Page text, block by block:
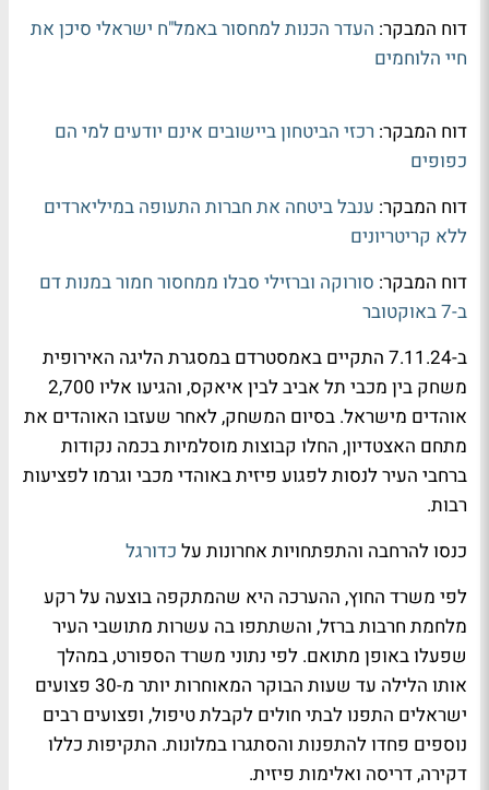
דוח המבקר: העדר הכנות למחסור באמל"ח ישראלי סיכן את
חיי הלוחמים
דוח המבקר: רכזי הביטחון ביישובים אינם יודעים למי הם
כפופים
דוח המבקר: ענבל ביטחה את חברות התעופה במיליארדים
ללא קריטריונים
דוח המבקר: סורוקה וברזילי סבלו ממחסור חמור במנות דם
ב-7 באוקטובר
ב-7.11.24 התקיים באמסטרדם במסגרת הליגה האירופית
משחק בין מכבי תל אביב לבין איאקס, והגיעו אליו 2,700
אוהדים מישראל. בסיום המשחק, לאחר שעזבו האוהדים את
מתחם האצטדיון, החלו קבוצות מוסלמיות בכמה נקודות
ברחבי העיר לנסות לפגוע פיזית באוהדי מכבי וגרמו לפציעות
רבות.
כנסו להרחבה והתפתחויות אחרונות על כדורגל
לפי משרד החוץ, ההערכה היא שהמתקפה בוצעה על רקע
מלחמת חרבות ברזל, והשתתפו בה עשרות מתושבי העיר
שפעלו באופן מתואם. לפי נתוני משרד הספורט, במהלך
אותו הלילה עד שעות הבוקר המאוחרות יותר מ-30 פצועים
ישראלים התפנו לבתי חולים לקבלת טיפול, ופצועים רבים
נוספים פחדו להתפנות והסתגרו במלונות. התקיפות כללו
דקירה, דריסה ואלימות פיזית.